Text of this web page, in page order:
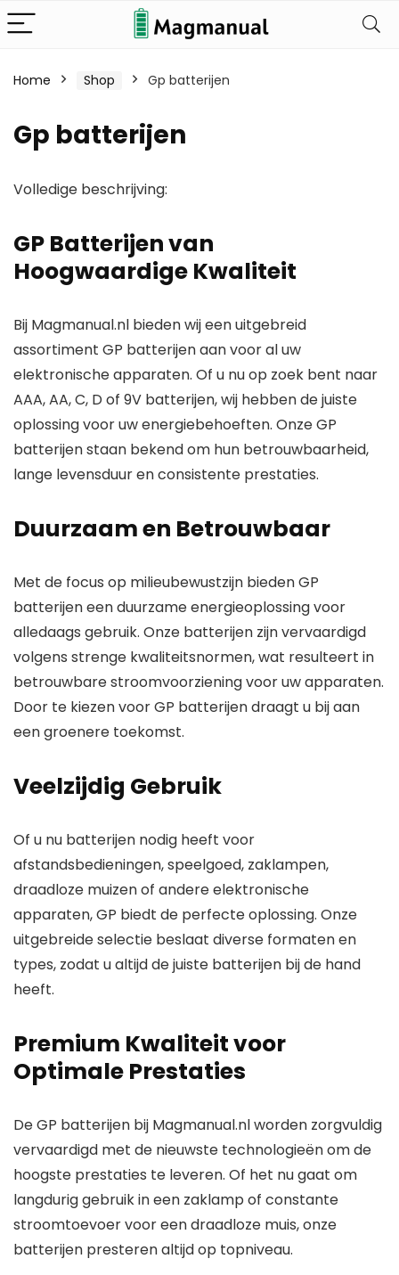
Home Shop Gp batterijen
Gp batterijen
Volledige beschrijving:
GP Batterijen van
Hoogwaardige Kwaliteit
Bij Magmanual.nl bieden wij een uitgebreid
assortiment GP batterijen aan voor al uw
elektronische apparaten. Of u nu op zoek bent naar
AAA,AA,C, D of 9V batterijen, wij hebben de juiste
oplossing voor uw energiebehoeften. Onze GP
batterijen staan bekend om hun betrouwbaarheid,
lange levensduur en consistente prestaties.
Duurzaam en Betrouwbaar
Met de focus op milieubewustzijn bieden GP
batterijen een duurzame energieoplossing voor
alledaags gebruik. Onze batterijen zijn vervaardigd
volgens strenge kwaliteitsnormen, wat resulteert in
betrouwbare stroomvoorziening voor uw apparaten.
Door te kiezen voor GP batterijen draagt u bij aan
een groenere toekomst.
Veelzijdig Gebruik
Of u nu batterijen nodig heeft voor
afstandsbedieningen, speelgoed, zaklampen,
draadloze muizen of andere elektronische
apparaten, GP biedt de perfecte oplossing. Onze
uitgebreide selectie beslaat diverse formaten en
types, zodat u altijd de juiste batterijen bij de hand
heeft.
Premium Kwaliteit voor
Optimale Prestaties
De GP batterijen bij Magmanual.nl worden zorgvuldig
vervaardigd met de nieuwste technologieën om de
hoogste prestaties te leveren. Of het nu gaat om
langdurig gebruik in een zaklamp of constante
stroomtoevoer voor een draadloze muis, onze
batterijen presteren altijd op topniveau.